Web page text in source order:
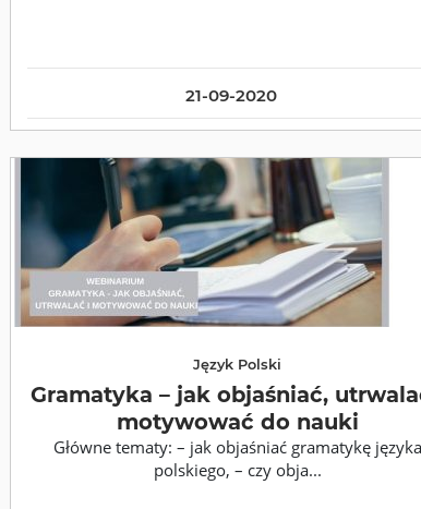
21-09-2020
Język Polski
Gramatyka – jak objaśniać,
motywować do nauki
Główne tematy: – jak objaśniać gramatykę języka
polskiego, – czy obja...